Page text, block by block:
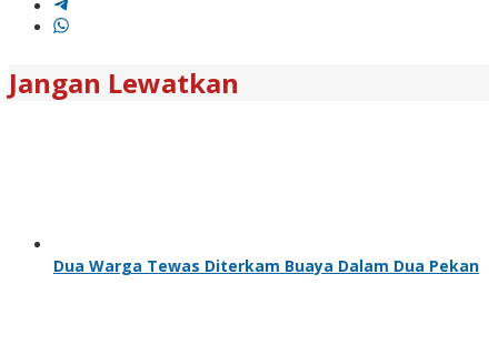
Jangan Lewatkan
Dua Warga Tewas Diterkam Buaya Dalam Dua Pekan